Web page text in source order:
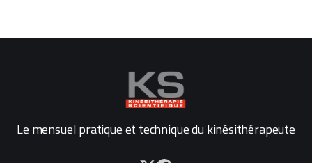
Le mensuel pratique et technique du kinésithérapeute